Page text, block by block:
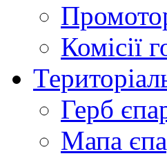
Комісії
Герб
Мапа